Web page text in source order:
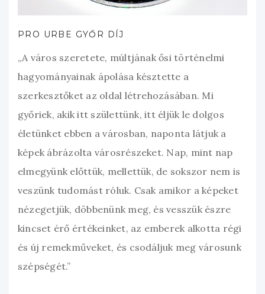
PRO URBE GYŐR DÍJ
„A város szeretete, múltjának ősi történelmi
hagyományainak ápolása késztette a
szerkesztőket az oldal létrehozásában. Mi
győriek, akik itt születtünk, itt éljük le dolgos
életünket ebben a városban, naponta látjuk a
képek ábrázolta városrészeket. Nap, mint nap
elmegyünk előttük, mellettük, de sokszor nem is
veszünk tudomást róluk. Csak amikor a képeket
nézegetjük, döbbenünk meg, és vesszük észre
kincset érő értékeinket, az emberek alkotta régi
és új remekműveket, és csodáljuk meg városunk
szépségét.”